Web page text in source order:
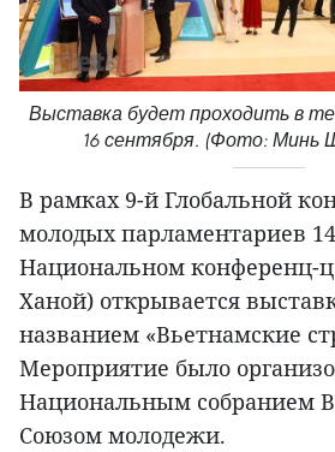
Выставка будет проходить в
16 сентября. (Фото: Минь
В рамках 9-й Глобальной
молодых парламентариев
Национальном конференц-
Ханой) открывается
названием «Вьетнамские
Мероприятие было
Национальным собранием
Союзом молодежи.